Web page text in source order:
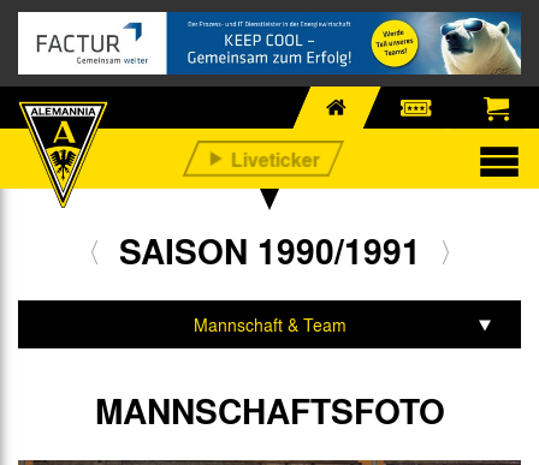
SAISON 1990/1991
Mannschaft & Team
MANNSCHAFTSFOTO